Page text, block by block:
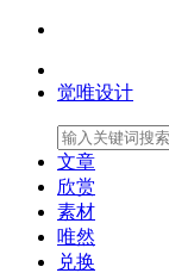
觉唯设计
文章
欣赏
素材
唯然
兑换